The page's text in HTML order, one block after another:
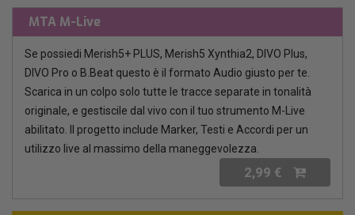
MTA M-Live
Se possiedi Merish5+ PLUS, Merish5 Xynthia2, DIVO Plus,
DIVO Pro o B.Beat questo è il formato Audio giusto per te.
Scarica in un colpo solo tutte le tracce separate in tonalità
originale, e gestiscile dal vivo con il tuo strumento M-Live
abilitato. Il progetto include Marker, Testi e Accordi per un
utilizzo live al massimo della maneggevolezza.
2,99 €